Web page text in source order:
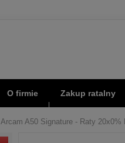
O firmie Zakup ratalny
Arcam A50 Signature - Raty 20x0%